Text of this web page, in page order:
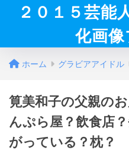
２０１５芸能
化画像
ホーム グラビアアイドル
筧美和子の父親の
んぷら屋？飲食店
がっている？枕？